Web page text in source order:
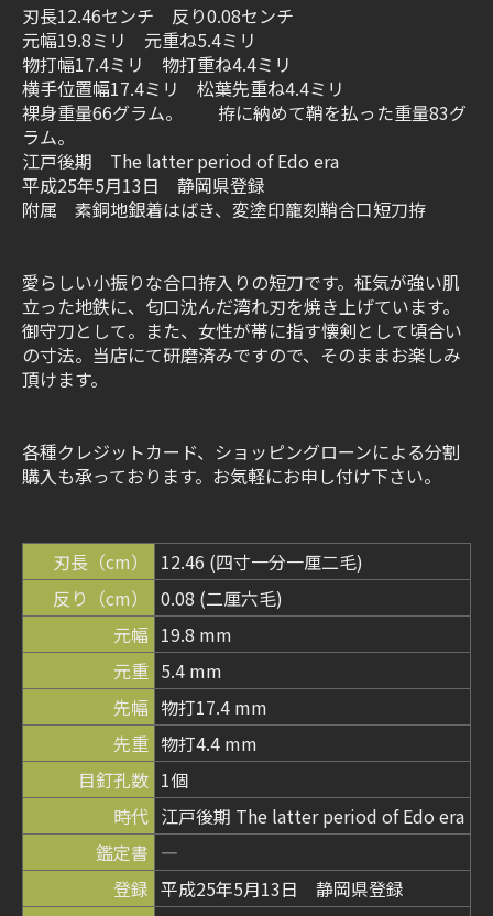
刃長12.46センチ 反り0.08センチ
元幅19.8ミリ 元重ね5.4ミリ
物打幅17.4ミリ 物打重ね4.4ミリ
横手位置幅17.4ミリ 松葉先重ね4.4ミリ
裸身重量66グラム。 拵に納めて鞘を払った重量83グ
ラム。
江戸後期 The latter period of Edo era
平成25年5月13日 静岡県登録
附属 素銅地銀着はばき、変塗印籠刻鞘合口短刀拵
愛らしい小振りな合口拵入りの短刀です。柾気が強い肌
立った地鉄に、匂口沈んだ湾れ刃を焼き上げています。
御守刀として。また、女性が帯に指す懐剣として頃合い
の寸法。当店にて研磨済みですので、そのままお楽しみ
頂けます。
各種クレジットカード、ショッピングローンによる分割
購入も承っております。お気軽にお申し付け下さい。
刃長（cm）
12.46 (四寸一分一厘二毛)
反り（cm）
0.08 (二厘六毛)
元幅 19.8 mm
元重 5.4 mm
先幅 物打17.4 mm
先重 物打4.4 mm
目釘孔数 1個
時代 江戸後期 The latter period of Edo era
鑑定書 ―
登録 平成25年5月13日 静岡県登録